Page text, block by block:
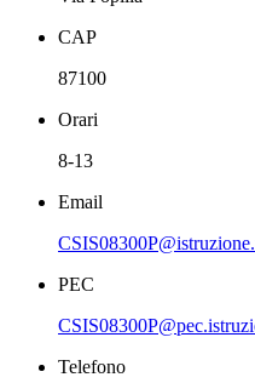
CAP
87100
Orari
8-13
Email
PEC
Telefono